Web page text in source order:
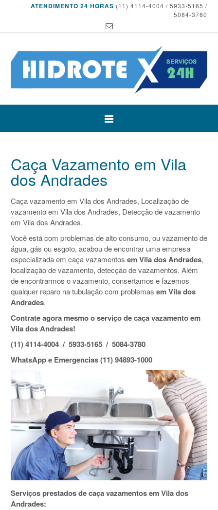
ATENDIMENTO 24 HORAS (11) 4114-4004 / 5933-5165 /
5084-3780
Caça Vazamento em Vila
dos Andrades
Caça vazamento em Vila dos Andrades, Localização de
vazamento em Vila dos Andrades, Detecção de vazamento
em Vila dos Andrades.
Você está com problemas de alto consumo, ou vazamento de
água, gás ou esgoto, acabou de encontrar uma empresa
especializada em caça vazamentos em Vila dos Andrades,
localização de vazamento, detecção de vazamentos. Além
de encontrarmos o vazamento, consertamos e fazemos
qualquer reparo na tubulação com problemas em Vila dos
Andrades.
Contrate agora mesmo o serviço de caça vazamento em
Vila dos Andrades!
(11) 4114-4004 / 5933-5165 / 5084-3780
WhatsApp e Emergencias (11) 94893-1000
Serviços prestados de caça vazamentos em Vila dos
Andrades: